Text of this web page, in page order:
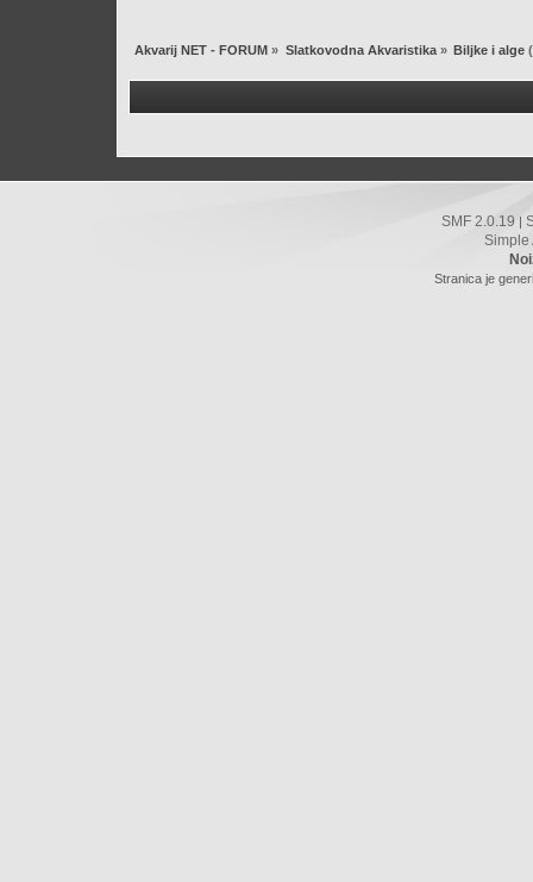
Akvarij NET - FORUM » Slatkovodna Akvaristika» Biljke i alge
SMF 2.0.19 |
Simple
Stranica je